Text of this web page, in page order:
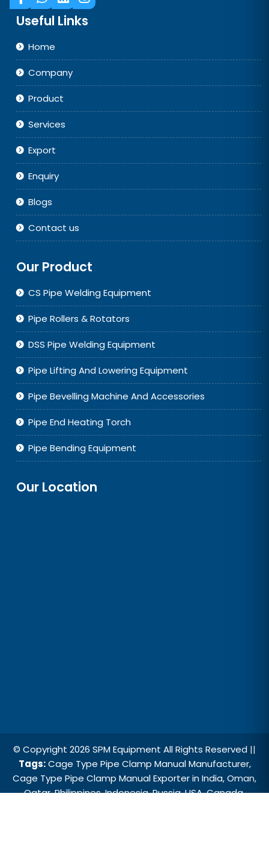
Useful Links
Home
Company
Product
Services
Export
Enquiry
Blogs
Contact us
Our Product
CS Pipe Welding Equipment
Pipe Rollers & Rotators
DSS Pipe Welding Equipment
Pipe Lifting And Lowering Equipment
Pipe Bevelling Machine And Accessories
Pipe End Heating Torch
Pipe Bending Equipment
Our Location
© Copyright 2026 SPM Equipment All Rights Reserved ||
Tags:Cage Type Pipe Clamp Manual Manufacturer,
Cage Type Pipe Clamp Manual Exporter in India, Oman,
Qatar, Philippines, Indonesia, Russia, USA, Canada,